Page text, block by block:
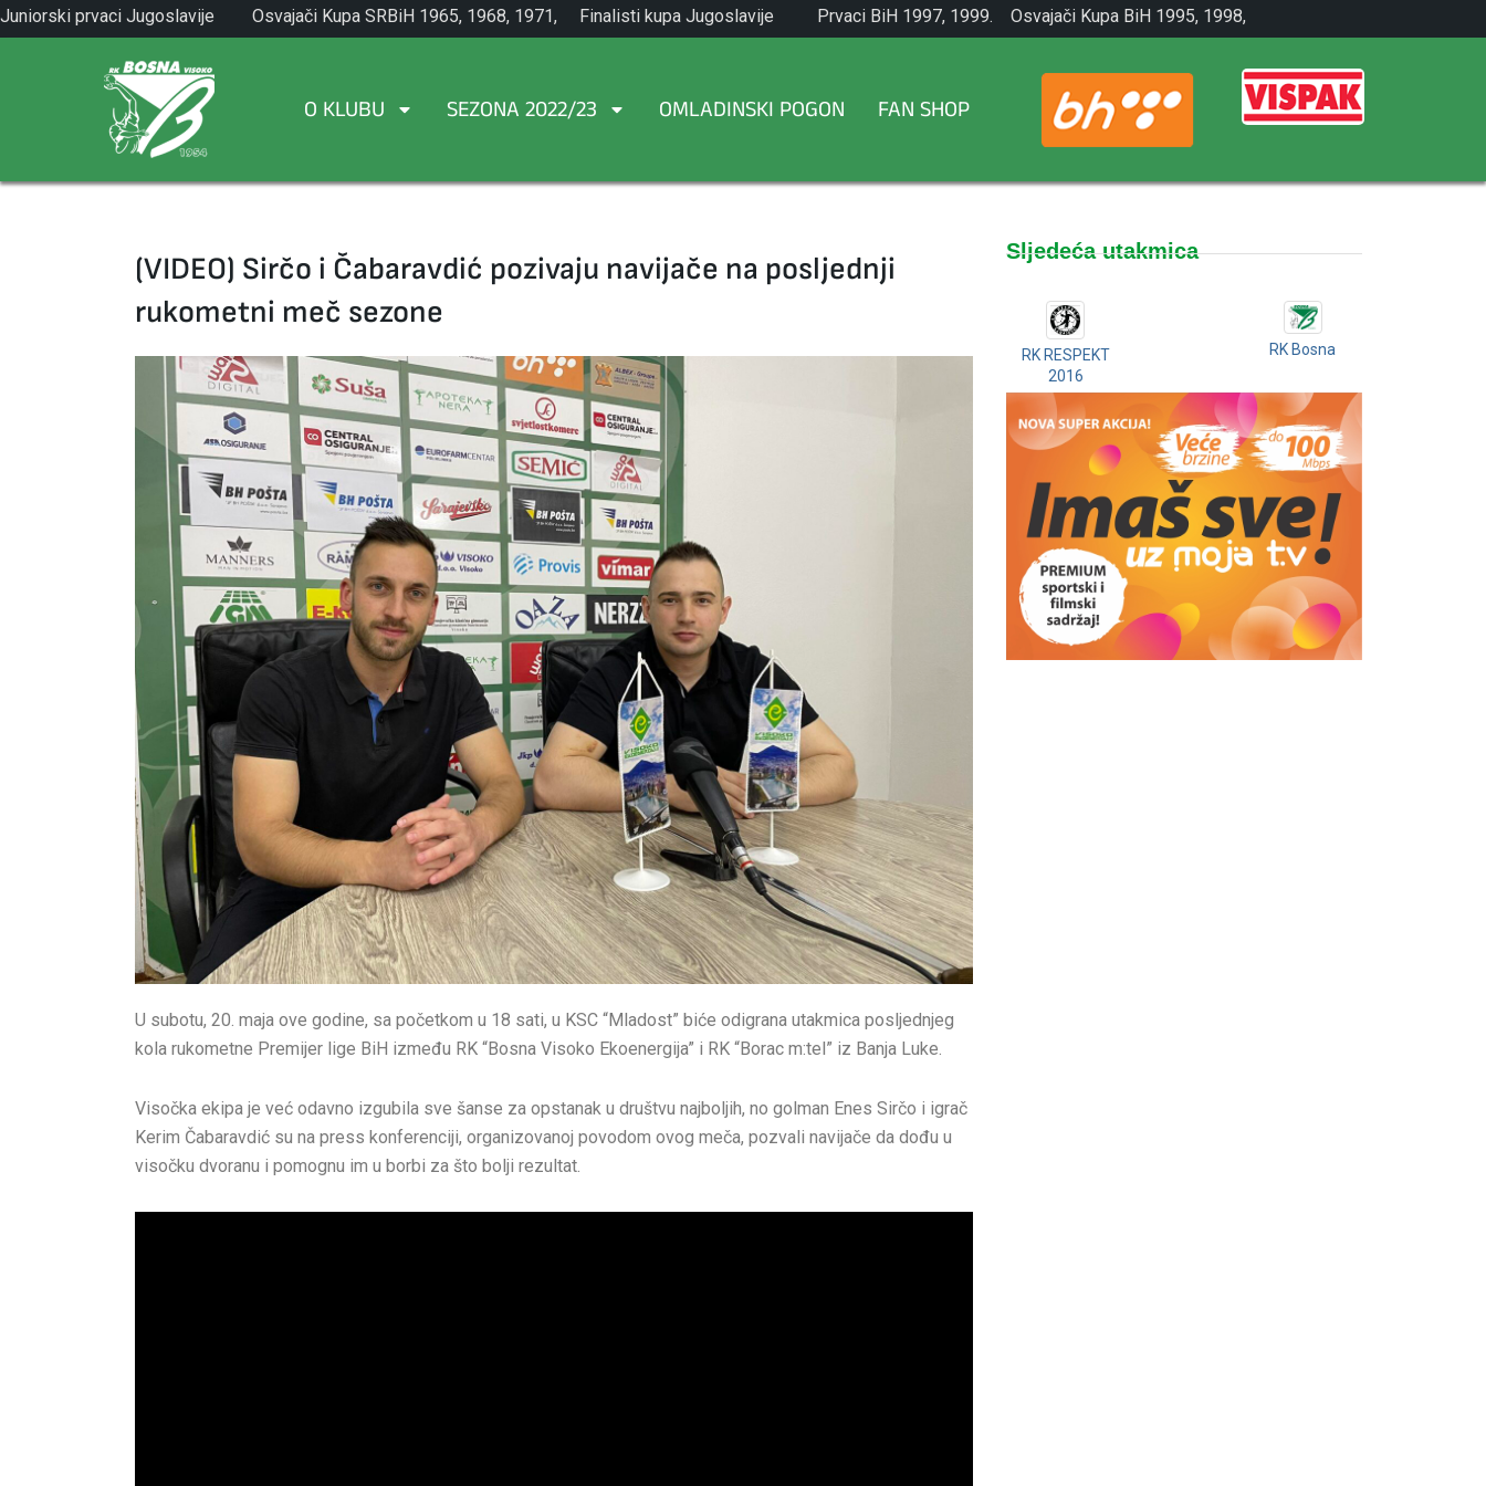
Skip
to
Juniorski prvaci Jugoslavije
1971.
Osvajači Kupa SRBiH 1965, 1968, 1971,
1982.
Finalisti kupa Jugoslavije
1965.
Prvaci BiH 1997, 1999.
Osvajači Kupa BiH 1995, 1998,
2001.
O KLUBU SEZONA 2022/23 OMLADINSKI POGON FAN SHOP
(VIDEO) Sirčo i Čabaravdić pozivaju navijače na posljednji
rukometni meč sezone
U subotu, 20. maja ove godine, sa početkom u 18 sati, u KSC “Mladost” biće odigrana utakmica posljednjeg
kola rukometne Premijer lige BiH između RK “Bosna Visoko Ekoenergija” i RK “Borac m:tel” iz Banja Luke.
Visočka ekipa je već odavno izgubila sve šanse za opstanak u društvu najboljih, no golman Enes Sirčo i igrač
Kerim Čabaravdić su na press konferenciji, organizovanoj povodom ovog meča, pozvali navijače da dođu u
visočku dvoranu i pomognu im u borbi za što bolji rezultat.
Sljedeća utakmica
RK RESPEKT
2016
RK Bosna